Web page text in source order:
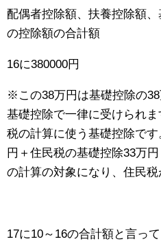
配偶者控除額、扶養控除額
の控除額の合計額
16に380000円
※この38万円は基礎控除の
基礎控除で一律に受けられ
税の計算に使う基礎控除で
円＋住民税の基礎控除33万
の計算の対象になり、住民税
17に10～16の合計額と言っ